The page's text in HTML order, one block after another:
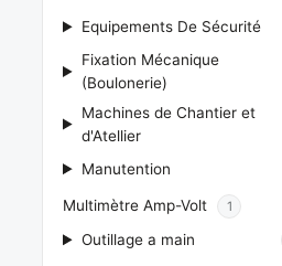
Equipements De Sécurité
Fixation Mécanique
(Boulonerie)
Machines de Chantier et
d'Atellier
Manutention
Multimètre Amp-Volt 1
Outillage a main